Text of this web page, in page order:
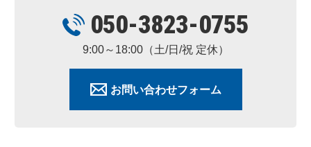
050-3823-0755
9:00～18:00（土/日/祝 定休）
お問い合わせフォーム